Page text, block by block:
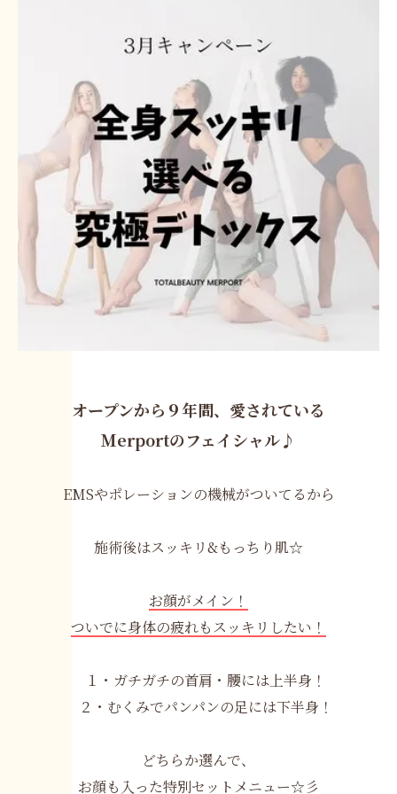
オープンから９年間、愛されている
Ｍerportのフェイシャル♪
EMSやポレーションの機械がついてるから
施術後はスッキリ&もっちり肌☆
お顔がメイン！
ついでに身体の疲れもスッキリしたい！
１・ガチガチの首肩・腰には上半身！
２・むくみでパンパンの足には下半身！
どちらか選んで、
お顔も入った特別セットメニュー☆彡